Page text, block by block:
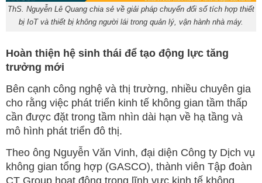
ThS. Nguyễn Lê Quang chia sẻ về giải pháp chuyển đổi số tích hợp thiết
bị IoT và thiết bị không người lái trong quản lý, vận hành nhà máy.
Hoàn thiện hệ sinh thái để tạo động lực tăng
trưởng mới
Bên cạnh công nghệ và thị trường, nhiều chuyên gia
cho rằng việc phát triển kinh tế không gian tầm thấp
cần được đặt trong tầm nhìn dài hạn về hạ tầng và
mô hình phát triển đô thị.
Theo ông Nguyễn Văn Vinh, đại diện Công ty Dịch vụ
không gian tổng hợp (GASCO), thành viên Tập đoàn
CT Group hoạt động trong lĩnh vực kinh tế không